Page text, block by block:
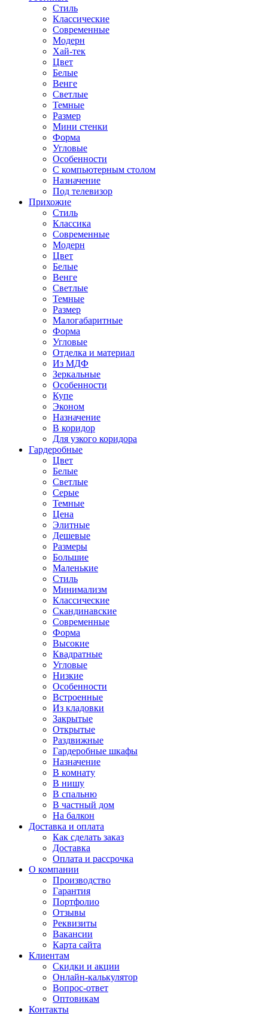
Стиль
Классические
Современные
Модерн
Хай-тек
Цвет
Белые
Венге
Светлые
Темные
Размер
Мини стенки
Форма
Угловые
Особенности
С компьютерным столом
Назначение
Под телевизор
Прихожие
Стиль
Классика
Современные
Модерн
Цвет
Белые
Венге
Светлые
Темные
Размер
Малогабаритные
Форма
Угловые
Отделка и материал
Из МДФ
Зеркальные
Особенности
Купе
Эконом
Назначение
В коридор
Для узкого коридора
Гардеробные
Цвет
Белые
Светлые
Серые
Темные
Цена
Элитные
Дешевые
Размеры
Большие
Маленькие
Стиль
Минимализм
Классические
Скандинавские
Современные
Форма
Высокие
Квадратные
Угловые
Низкие
Особенности
Встроенные
Из кладовки
Закрытые
Открытые
Раздвижные
Гардеробные шкафы
Назначение
В комнату
В нишу
В спальню
В частный дом
На балкон
Доставка и оплата
Как сделать заказ
Доставка
Оплата и рассрочка
О компании
Производство
Гарантия
Портфолио
Отзывы
Реквизиты
Вакансии
Карта сайта
Клиентам
Скидки и акции
Онлайн-калькулятор
Вопрос-ответ
Оптовикам
Контакты